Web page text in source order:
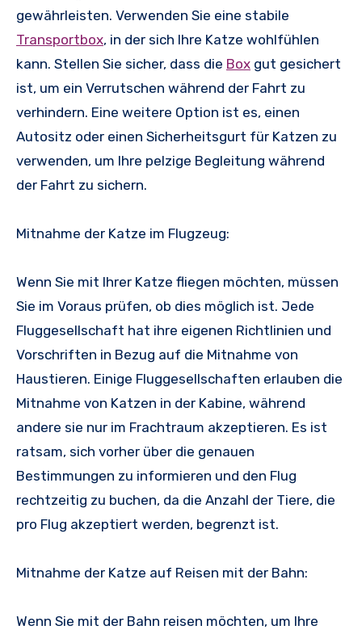
gewährleisten. Verwenden Sie eine stabile
Transportbox, in der sich Ihre Katze wohlfühlen
kann. Stellen Sie sicher, dass die Box gut gesichert
ist, um ein Verrutschen während der Fahrt zu
verhindern. Eine weitere Option ist es, einen
Autositz oder einen Sicherheitsgurt für Katzen zu
verwenden, um Ihre pelzige Begleitung während
der Fahrt zu sichern.
Mitnahme der Katze im Flugzeug:
Wenn Sie mit Ihrer Katze fliegen möchten, müssen
Sie im Voraus prüfen, ob dies möglich ist. Jede
Fluggesellschaft hat ihre eigenen Richtlinien und
Vorschriften in Bezug auf die Mitnahme von
Haustieren. Einige Fluggesellschaften erlauben die
Mitnahme von Katzen in der Kabine, während
andere sie nur im Frachtraum akzeptieren. Es ist
ratsam, sich vorher über die genauen
Bestimmungen zu informieren und den Flug
rechtzeitig zu buchen, da die Anzahl der Tiere, die
pro Flug akzeptiert werden, begrenzt ist.
Mitnahme der Katze auf Reisen mit der Bahn:
Wenn Sie mit der Bahn reisen möchten, um Ihre